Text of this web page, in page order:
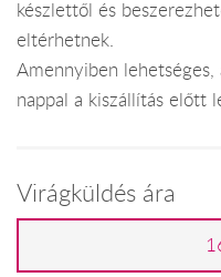
készlettől és
eltérhetnek.
Amennyiben
nappal a kiszállítás előtt
Virágküldés ára